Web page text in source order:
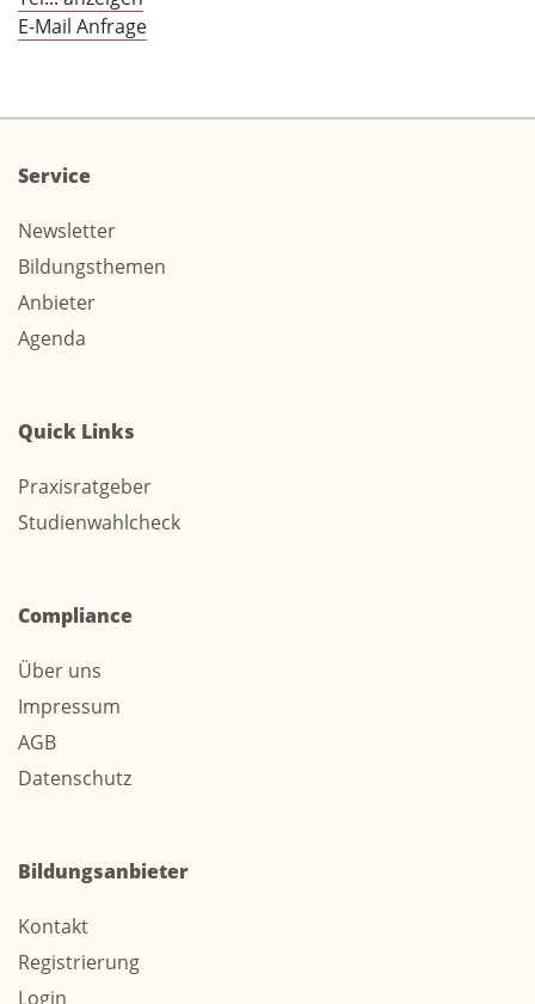
E-Mail Anfrage
Service
Newsletter
Bildungsthemen
Anbieter
Agenda
Quick Links
Praxisratgeber
Studienwahlcheck
Compliance
Über uns
Impressum
AGB
Datenschutz
Bildungsanbieter
Kontakt
Registrierung
Login